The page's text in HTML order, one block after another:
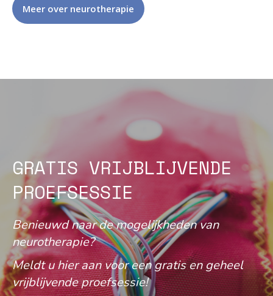
Meer over neurotherapie
GRATIS VRIJBLIJVENDE
PROEFSESSIE
Benieuwd naar de mogelijkheden van
neurotherapie?
Meldt u hier aan voor een gratis en geheel
vrijblijvende proefsessie!